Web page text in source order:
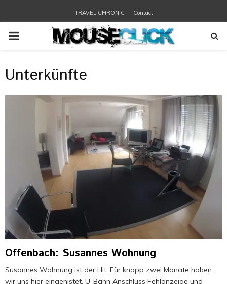
TRAVEL CHRONIC Contact
PRIMARY
Unterkünfte
Offenbach: Susannes Wohnung
Susannes Wohnung ist der Hit. Für knapp zwei Monate haben
wir uns hier eingenistet. U-Bahn Anschluss Fehlanzeige und